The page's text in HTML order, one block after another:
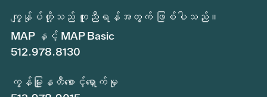
ကျွန်ုပ်တို့သည် ကူညီရန်အတွက် ဖြစ်ပါသည်။
MAP နှင့် MAP Basic
512.978.8130
ကွန်မြူနတီစောင့်ရှောက်မှု